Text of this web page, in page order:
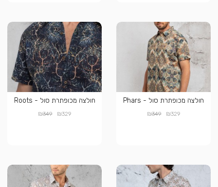
חולצה מכופתרת סול - Phars
₪329
₪349
חולצה מכופתרת סול - Roots
₪329
₪349